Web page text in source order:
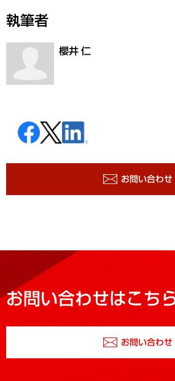
執筆者
櫻井 仁
お問い合わせ
お問い合わせはこち
お問い合わせ